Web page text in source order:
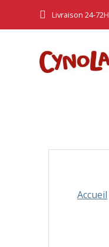
Livraison 24-72H
Accueil